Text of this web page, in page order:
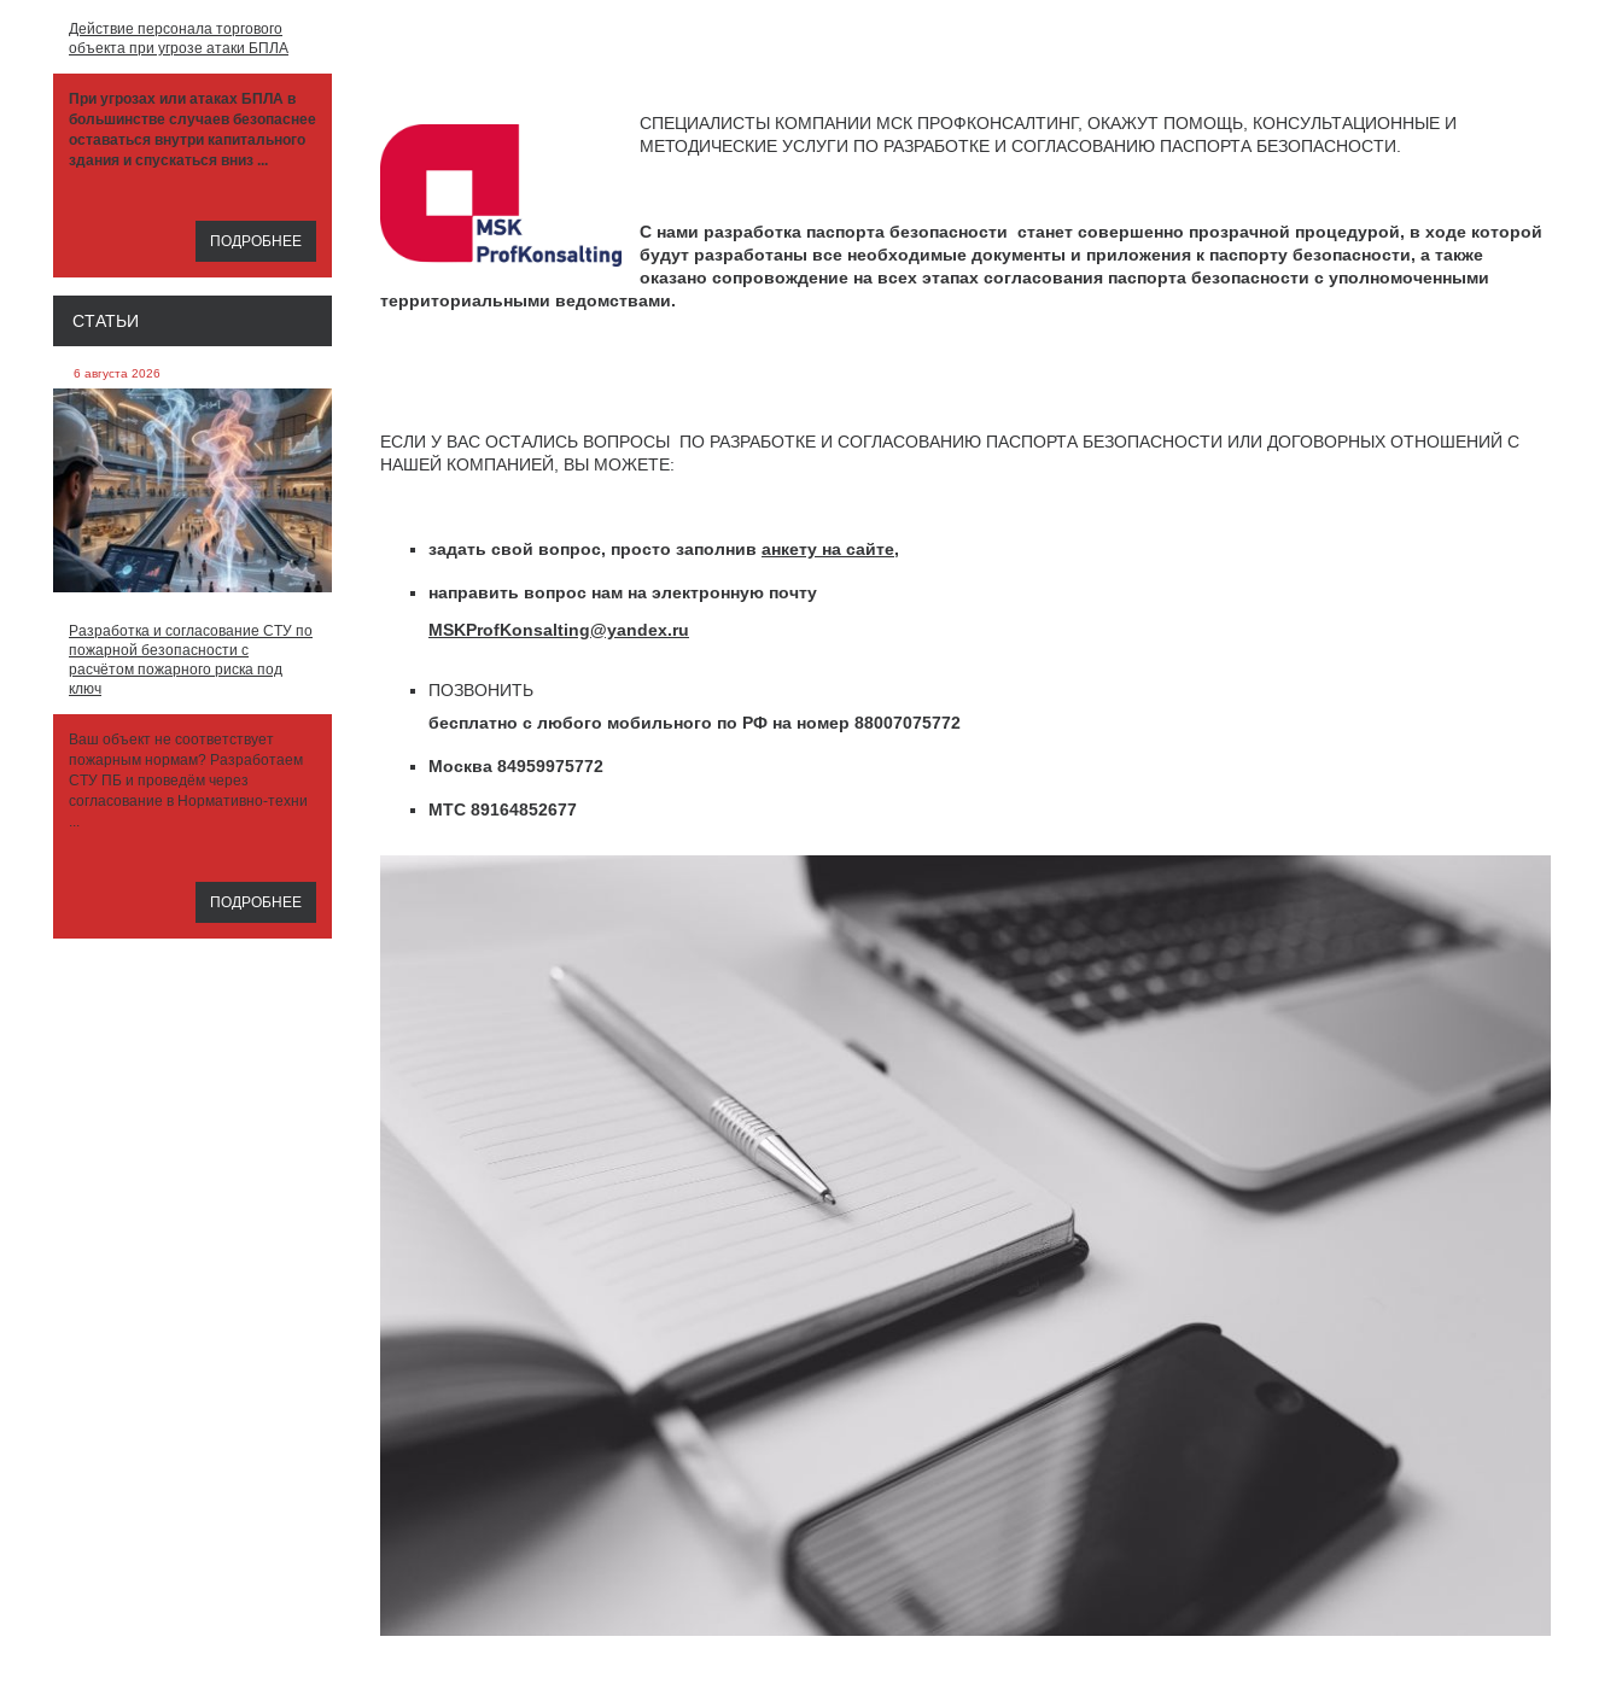
Действие персонала торгового
объекта при угрозе атаки БПЛА
При угрозах или атаках БПЛА в
большинстве случаев безопаснее
оставаться внутри капитального
здания и спускаться вниз ...
ПОДРОБНЕЕ
СТАТЬИ
6 августа 2026
Разработка и согласование СТУ по
пожарной безопасности с
расчётом пожарного риска под
ключ
Ваш объект не соответствует
пожарным нормам? Разработаем
СТУ ПБ и проведём через
согласование в Нормативно-техни
...
ПОДРОБНЕЕ
СПЕЦИАЛИСТЫ КОМПАНИИ МСК ПРОФКОНСАЛТИНГ, ОКАЖУТ ПОМОЩЬ, КОНСУЛЬТАЦИОННЫЕ И
МЕТОДИЧЕСКИЕ УСЛУГИ ПО РАЗРАБОТКЕ И СОГЛАСОВАНИЮ ПАСПОРТА БЕЗОПАСНОСТИ.
С нами разработка паспорта безопасности станет совершенно прозрачной процедурой, в ходе которой
будут разработаны все необходимые документы и приложения к паспорту безопасности, а также
оказано сопровождение на всех этапах согласования паспорта безопасности с уполномоченными
территориальными ведомствами.
ЕСЛИ У ВАС ОСТАЛИСЬ ВОПРОСЫ ПО РАЗРАБОТКЕ И СОГЛАСОВАНИЮ ПАСПОРТА БЕЗОПАСНОСТИ ИЛИ ДОГОВОРНЫХ ОТНОШЕНИЙ С
НАШЕЙ КОМПАНИЕЙ, ВЫ МОЖЕТЕ:
задать свой вопрос, просто заполнив анкету на сайте,
направить вопрос нам на электронную почту
MSKProfKonsalting@yandex.ru
ПОЗВОНИТЬ
бесплатно с любого мобильного по РФ на номер 88007075772
Москва 84959975772
МТС 89164852677